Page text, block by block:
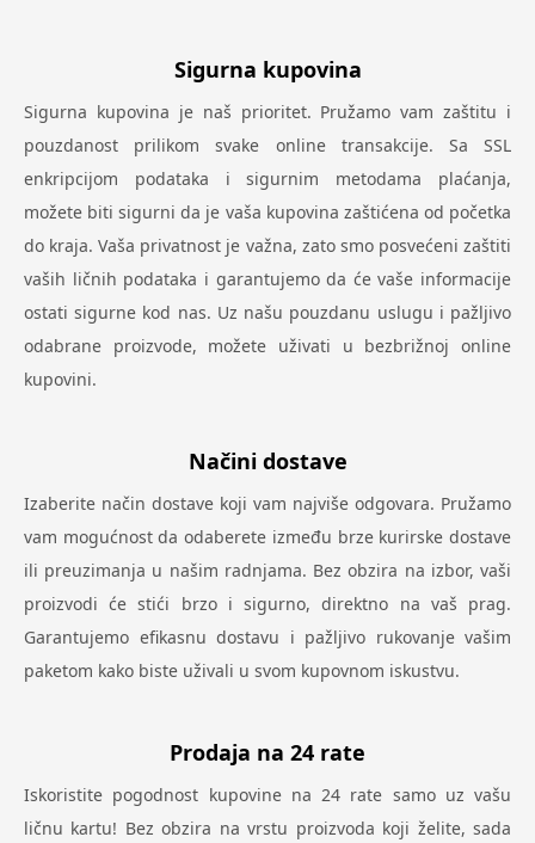
Sigurna kupovina
Sigurna kupovina je naš prioritet. Pružamo vam zaštitu i
pouzdanost prilikom svake online transakcije. Sa SSL
enkripcijom podataka i sigurnim metodama plaćanja,
možete biti sigurni da je vaša kupovina zaštićena od početka
do kraja. Vaša privatnost je važna, zato smo posvećeni zaštiti
vaših ličnih podataka i garantujemo da će vaše informacije
ostati sigurne kod nas. Uz našu pouzdanu uslugu i pažljivo
odabrane proizvode, možete uživati u bezbrižnoj online
kupovini.
Načini dostave
Izaberite način dostave koji vam najviše odgovara. Pružamo
vam mogućnost da odaberete između brze kurirske dostave
ili preuzimanja u našim radnjama. Bez obzira na izbor, vaši
proizvodi će stići brzo i sigurno, direktno na vaš prag.
Garantujemo efikasnu dostavu i pažljivo rukovanje vašim
paketom kako biste uživali u svom kupovnom iskustvu.
Prodaja na 24 rate
Iskoristite pogodnost kupovine na 24 rate samo uz vašu
ličnu kartu! Bez obzira na vrstu proizvoda koji želite, sada